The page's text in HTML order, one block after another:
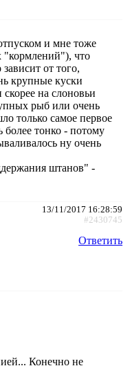
и мне тоже
"кормлений"), что
от того,
крупные куски
на слоновьи
рыб или очень
только самое первое
более тонко - потому
ну очень
штанов" -
13/11/2017 16:28:59
#2430745
Ответить
Конечно не